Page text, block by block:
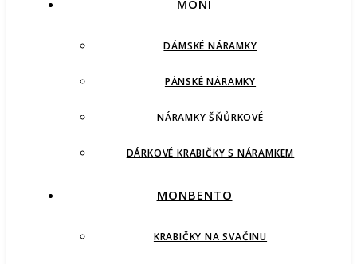
MONI
DÁMSKÉ NÁRAMKY
PÁNSKÉ NÁRAMKY
NÁRAMKY ŠŇŮRKOVÉ
DÁRKOVÉ KRABIČKY S NÁRAMKEM
MONBENTO
KRABIČKY NA SVAČINU